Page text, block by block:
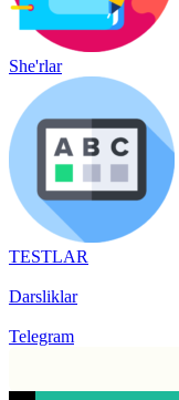
She'rlar
TESTLAR
Darsliklar
Telegram